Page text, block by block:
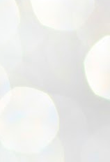
flor, Cesta para